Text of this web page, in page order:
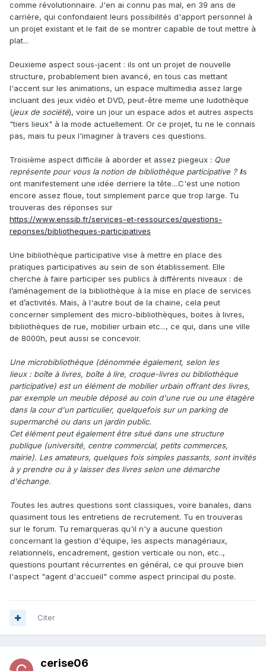
comme révolutionnaire. J'en ai connu pas mal, en 39 ans de
carrière, qui confondaient leurs possibilités d'apport personnel à
un projet existant et le fait de se montrer capable de tout mettre à
plat...
Deuxieme aspect sous-jacent : ils ont un projet de nouvelle
structure, probablement bien avancé, en tous cas mettant
l'accent sur les animations, un espace multimedia assez large
incluant des jeux vidéo et DVD, peut-être meme une ludothèque
(jeux de société), voire un jour un espace ados et autres aspects
"tiers lieux" à la mode actuellement. Or ce projet, tu ne le connais
pas, mais tu peux l'imaginer à travers ces questions.
Troisième aspect difficile à aborder et assez piegeux : Que
représente pour vous la notion de bibliothèque participative ? Ils
ont manifestement une idée derriere la tête....C'est une notion
encore assez floue, tout simplement parce que trop large. Tu
trouveras des réponses sur
https://www.enssib.fr/services-et-ressources/questions-
reponses/bibliotheques-participatives
Une bibliothèque participative vise à mettre en place des
pratiques participatives au sein de son établissement. Elle
cherche à faire participer ses publics à différents niveaux : de
l’aménagement de la bibliothèque à la mise en place de services
et d’activités. Mais, à l'autre bout de la chaine, cela peut
concerner simplement des micro-bibliothèques, boites à livres,
bibliothèques de rue, mobilier urbain etc..., ce qui, dans une ville
de 8000h, peut aussi se concevoir.
Une microbibliothèque (dénommée également, selon les
lieux : boîte à livres, boîte à lire, croque-livres ou bibliothèque
participative) est un élément de mobilier urbain offrant des livres,
par exemple un meuble déposé au coin d'une rue ou une étagère
dans la cour d'un particulier, quelquefois sur un parking de
supermarché ou dans un jardin public.
Cet élément peut également être situé dans une structure
publique (université, centre commercial, petits commerces,
mairie). Les amateurs, quelques fois simples passants, sont invités
à y prendre ou à y laisser des livres selon une démarche
d'échange.
Toutes les autres questions sont classiques, voire banales, dans
quasiment tous les entretiens de recrutement. Tu en trouveras
sur le forum. Tu remarqueras qu'il n'y a aucune question
concernant la gestion d'équipe, les aspects managériaux,
relationnels, encadrement, gestion verticale ou non, etc..,
questions pourtant récurrentes en général, ce qui prouve bien
l'aspect "agent d'accueil" comme aspect principal du poste.
Citer
cerise06